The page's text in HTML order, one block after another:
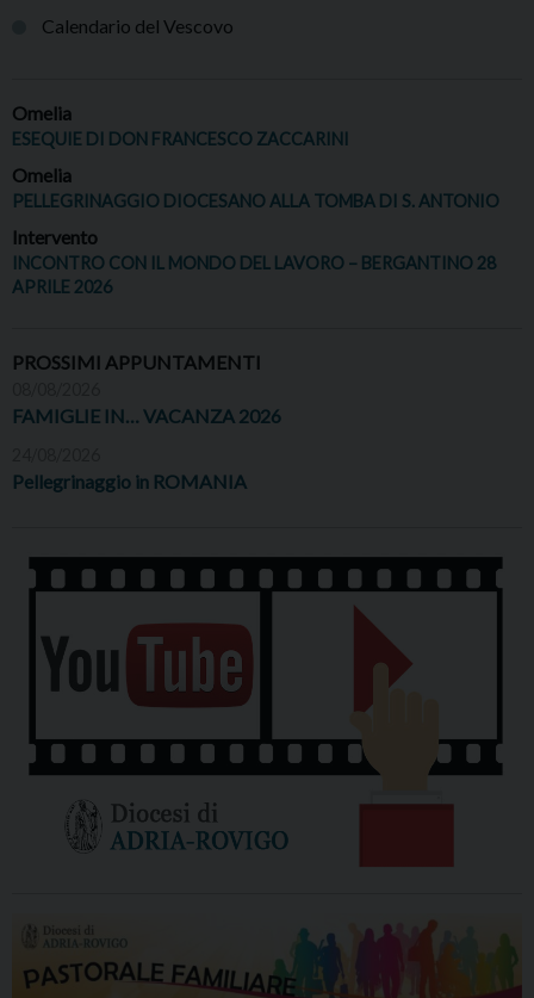
Calendario del Vescovo
Omelia
ESEQUIE DI DON FRANCESCO ZACCARINI
Omelia
PELLEGRINAGGIO DIOCESANO ALLA TOMBA DI S. ANTONIO
Intervento
INCONTRO CON IL MONDO DEL LAVORO – BERGANTINO 28
APRILE 2026
PROSSIMI APPUNTAMENTI
FAMIGLIE IN… VACANZA 2026
Pellegrinaggio in ROMANIA